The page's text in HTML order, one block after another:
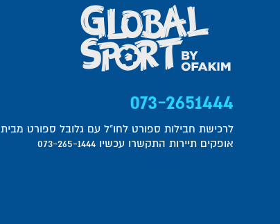
073-2651444
לרכישת חבילות ספורט לחו"ל עם גלובל ספורט מבית
אופקים תיירות התקשרו עכשיו 073-265-1444